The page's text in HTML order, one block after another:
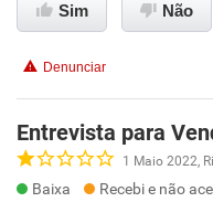
Sim Não
Denunciar
Entrevista para
1 Maio 2022,
Baixa Recebi e não